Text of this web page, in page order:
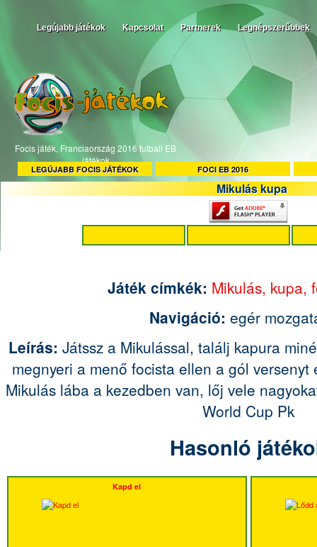
Legújabb játékok Kapcsolat Partnerek Legnépszerűbbek
Focis játék, Franciaország 2016 futball EB
játékok
LEGÚJABB FOCIS JÁTÉKOK FOCI EB 2016
Mikulás kupa
Játék címkék: Mikulás, kupa,
Navigáció: egér
Leírás: Játssz a Mikulással, találj kapura
megnyeri a menő focista ellen a gól
Mikulás lába a kezedben van, lőj vele
World Cup Pk
Hasonló
Kapd el